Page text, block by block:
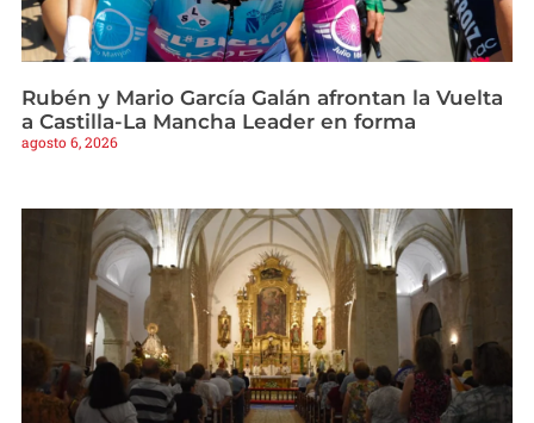
Rubén y Mario García Galán afrontan la Vuelta
a Castilla-La Mancha Leader en forma
agosto 6, 2026